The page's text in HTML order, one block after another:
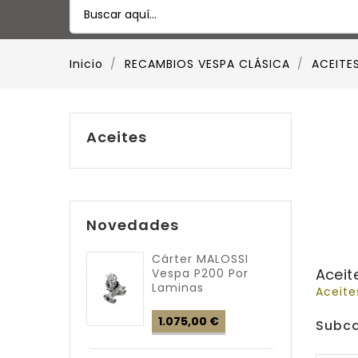
Inicio RECAMBIOS VESPA CLÁSICA
Aceites
Novedades
Cárter MALOSSI
Vespa P200 Por
Laminas
1.075,00 €